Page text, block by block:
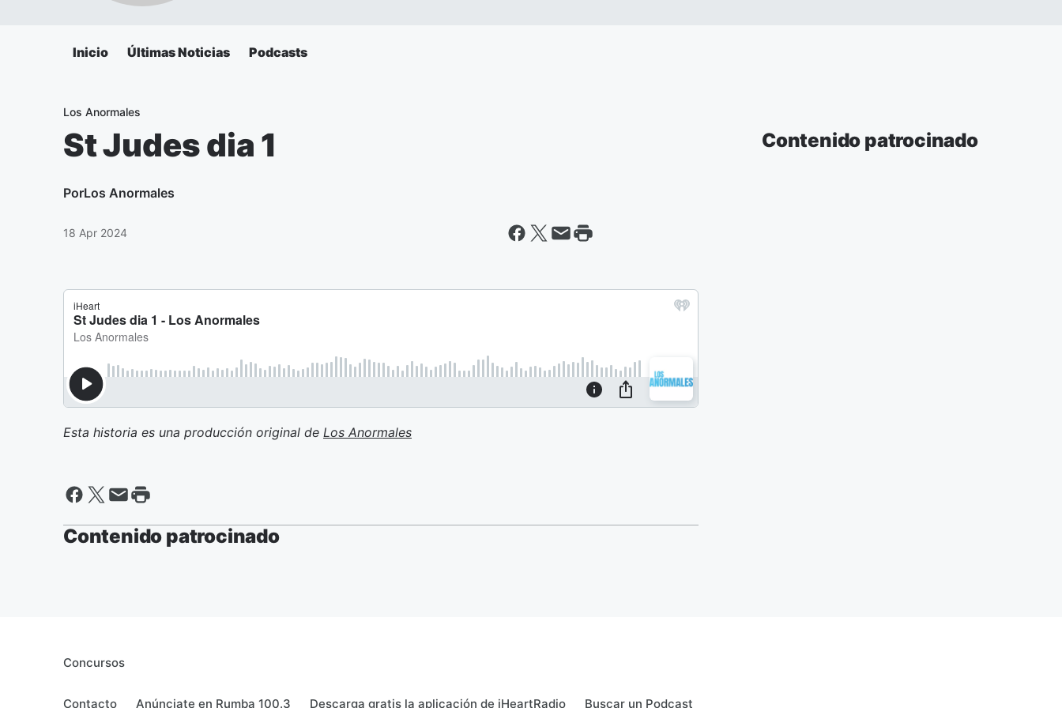
Inicio Últimas Noticias Podcasts
Los Anormales
St Judes dia 1
PorLos Anormales
18 Apr 2024
Esta historia es una producción original de Los Anormales
Contenido patrocinado
Contenido patrocinado
Concursos
Contacto Anúnciate en Rumba 100.3 Descarga gratis la aplicación de iHeartRadio Buscar un Podcast